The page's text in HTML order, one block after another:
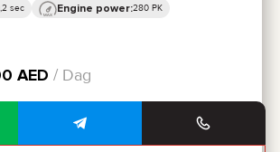
sec Engine power:280 PK
AED / Dag